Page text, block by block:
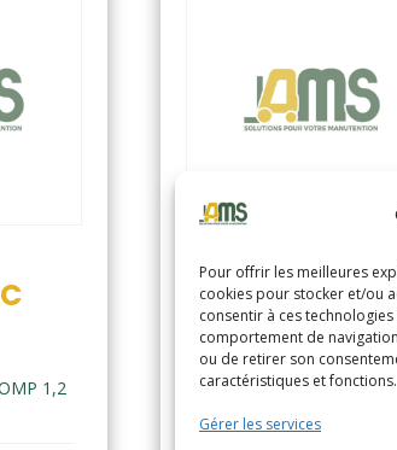
Pour offrir les meilleures
cookies pour stocker et/ou
consentir à ces
comportement de
ou de retirer son
caractéristiques et fonctions.
Gérer les services
1,2
YALE MS12E
(2375)
GERBEUR ELEC ACCOMP
tonne